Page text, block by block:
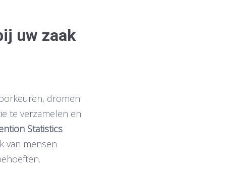
uw zaak
dromen
te verzamelen en
Statistics
van mensen